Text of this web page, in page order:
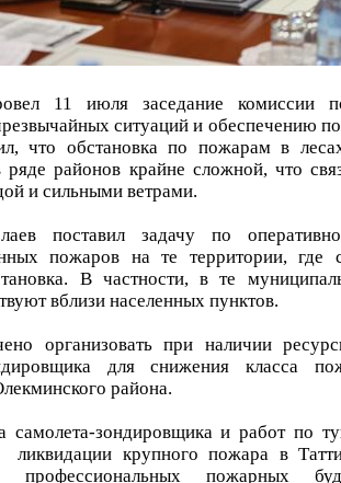
11 июля заседание комиссии
ситуаций и обеспечению
что обстановка по пожарам в
районов крайне сложной, что
и сильными ветрами.
поставил задачу по
пожаров на те территории, где
В частности, в те
вблизи населенных пунктов.
организовать при наличии
для снижения класса
района.
самолета-зондировщика и работ по
ликвидации крупного пожара в
пожарных